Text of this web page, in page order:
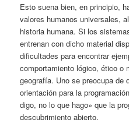
Esto suena bien, en principio,
valores humanos universales,
historia humana. Si los
entrenan con dicho material
dificultades para encontrar
comportamiento lógico, ético o
geografía. Uno se preocupa de
orientación para la
digo, no lo que hago» que la
descubrimiento abierto.